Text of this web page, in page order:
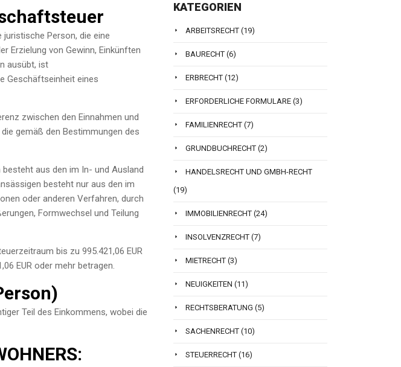
juristische Person, die eine
Erzielung von Gewinn, Einkünften
ausübt, ist
Geschäftseinheit eines
zwischen den Einnahmen und
gemäß den Bestimmungen des
aus den im In- und Ausland
besteht nur aus den im
oder anderen Verfahren, durch
Formwechsel und Teilung
bis zu 995.421,06 EUR
EUR oder mehr betragen.
Teil des Einkommens, wobei die
KATEGORIEN
ARBEITSRECHT (19)
BAURECHT (6)
ERBRECHT (12)
ERFORDERLICHE FORMULARE (3)
FAMILIENRECHT (7)
GRUNDBUCHRECHT (2)
HANDELSRECHT UND GMBH-RECHT
(19)
IMMOBILIENRECHT (24)
INSOLVENZRECHT (7)
MIETRECHT (3)
NEUIGKEITEN (11)
RECHTSBERATUNG (5)
SACHENRECHT (10)
STEUERRECHT (16)